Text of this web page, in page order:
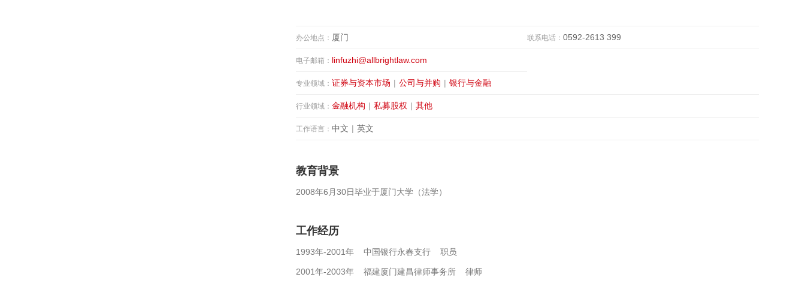
办公地点： 厦门 联系电话：0592-2613 399
电子邮箱： linfuzhi@allbrightlaw.com
专业领域： 证券与资本市场 | 公司与并购 | 银行与金融
行业领域： 金融机构 | 私募股权 | 其他
工作语言： 中文 | 英文
教育背景
2008年6月30日毕业于厦门大学（法学）
工作经历
1993年-2001年 中国银行永春支行 职员
2001年-2003年 福建厦门建昌律师事务所 律师